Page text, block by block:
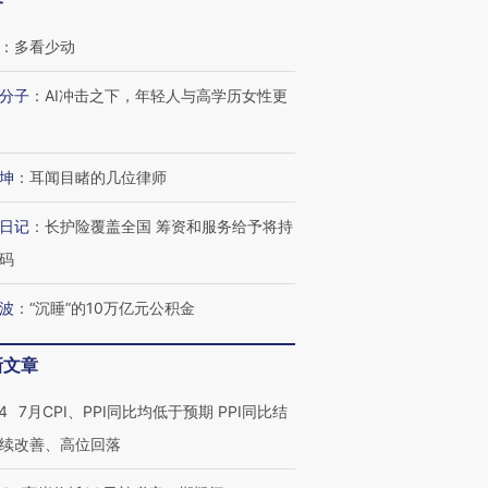
： 多看少动
子 ： AI冲击之下，年轻人与高学历女性更
： 耳闻目睹的几位律师
记 ： 长护险覆盖全国 筹资和服务给予将持
： “沉睡”的10万亿元公积金
章
7月CPI、PPI同比均低于预期 PPI同比结
改善、高位回落